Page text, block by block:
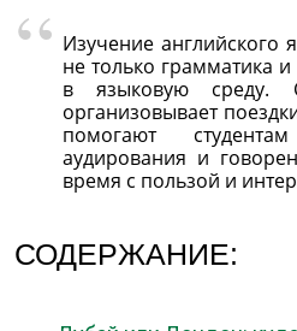
Изучение
не только грамматика
в языковую среду.
организовывает
помогают
аудирования и
время с пользой и
СОДЕРЖАНИЕ: